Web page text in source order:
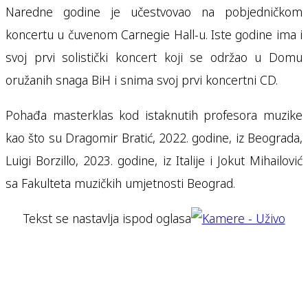
Naredne godine je učestvovao na pobjedničkom
koncertu u čuvenom Carnegie Hall-u. Iste godine ima i
svoj prvi solistički koncert koji se održao u Domu
oružanih snaga BiH i snima svoj prvi koncertni CD.
Pohađa masterklas kod istaknutih profesora muzike
kao što su Dragomir Bratić, 2022. godine, iz Beograda,
Luigi Borzillo, 2023. godine, iz Italije i Jokut Mihailović
sa Fakulteta muzičkih umjetnosti Beograd.
Tekst se nastavlja ispod oglasa